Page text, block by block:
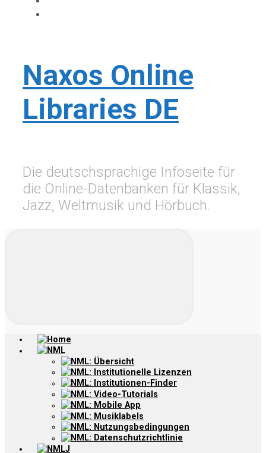
Naxos Online
Libraries DE
Die deutschsprachige Infoseite für
die Online-Datenbanken für Klassik,
Jazz, Weltmusik und Hörbuch.
Home
NML
NML: Übersicht
NML: Institutionelle Lizenzen
NML: Institutionen-Finder
NML: Video-Tutorials
NML: Mobile App
NML: Musiklabels
NML: Nutzungsbedingungen
NML: Datenschutzrichtlinie
NMLJ